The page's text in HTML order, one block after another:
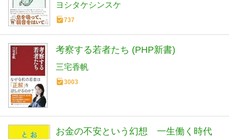
ヨシタケシンスケ
737
考察する若者たち (PHP新書)
三宅香帆
3003
お金の不安という幻想 一生働く時代